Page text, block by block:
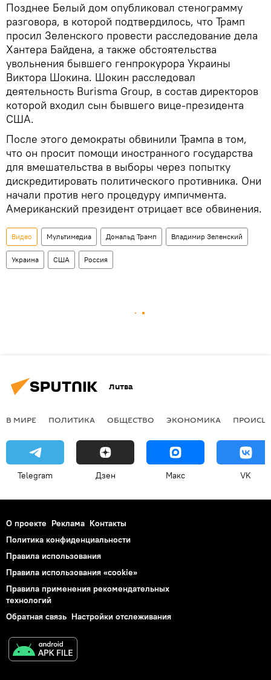
Позднее Белый дом опубликовал стенограмму
разговора, в которой подтвердилось, что Трамп
просил Зеленского провести расследование дела
Хантера Байдена, а также обстоятельства
увольнения бывшего генпрокурора Украины
Виктора Шокина. Шокин расследовал
деятельность Burisma Group, в состав директоров
которой входил сын бывшего вице-президента
США.
После этого демократы обвинили Трампа в том,
что он просит помощи иностранного государства
для вмешательства в выборы через попытку
дискредитировать политического противника. Они
начали против него процедуру импичмента.
Американский президент отрицает все обвинения.
Видео Мультимедиа Дональд Трамп Владимир Зеленский
Украина США Россия
Литва
В МИРЕ ПОЛИТИКА ОБЩЕСТВО ЭКОНОМИКА
Telegram Дзен Макс VK
О проекте Реклама Контакты
Политика конфиденциальности
Правила использования
Правила использования «cookie»
Правила применения рекомендательных
технологий
Обратная связь Настройки отслеживания